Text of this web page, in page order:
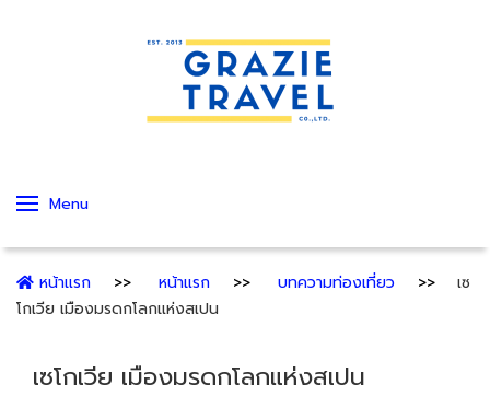
Menu
หน้าแรก หน้าแรก บทความท่องเที่ยว
เซ
โกเวีย เมืองมรดกโลกแห่งสเปน
เซโกเวีย เมืองมรดกโลกแห่งสเปน